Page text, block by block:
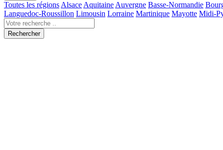
Toutes les régions Alsace Aquitaine Auvergne Basse-Normandie
Languedoc-Roussillon Limousin Lorraine Martinique Mayotte Midi-
Rechercher